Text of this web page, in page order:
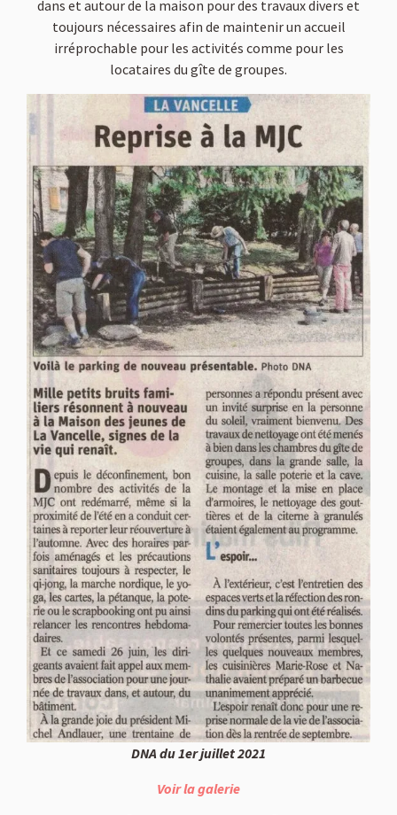
dans et autour de la maison pour des travaux divers et
toujours nécessaires afin de maintenir un accueil
irréprochable pour les activités comme pour les
locataires du gîte de groupes.
DNA du 1er juillet 2021
Voir la galerie